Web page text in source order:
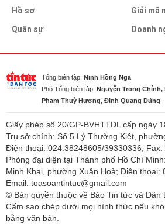
Hồ sơ
Quân sự
Giải mã
Doanh
Tổng biên tập: Ninh Hồng Nga
Phó Tổng biên tập: Nguyễn Trọng Chính,
Phạm Thuỳ Hương, Đinh Quang Dũng
Giấy phép số 20/GP-BVHTTDL cấp ngày
Trụ sở chính: Số 5 Lý Thường Kiệt,
Điện thoại: 024.38248605/39330336; Fax:
Phòng đại diện tại Thành phố Hồ Chí
Minh Khai, phường Xuân Hoà; Điện thoại:
Email: toasoantintuc@gmail.com
© Bản quyền thuộc về Báo Tin tức và Dân
Cấm sao chép dưới mọi hình thức nếu
bằng văn bản.